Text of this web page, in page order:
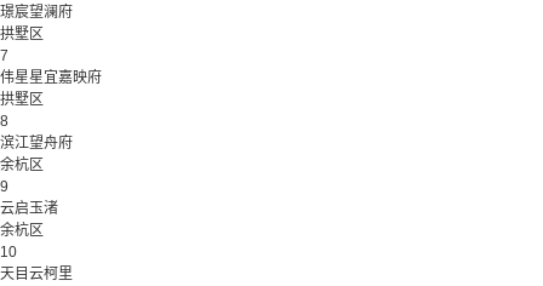
璟宸望澜府
拱墅区
7
伟星星宜嘉映府
拱墅区
8
滨江望舟府
余杭区
9
云启玉渚
余杭区
10
天目云柯里